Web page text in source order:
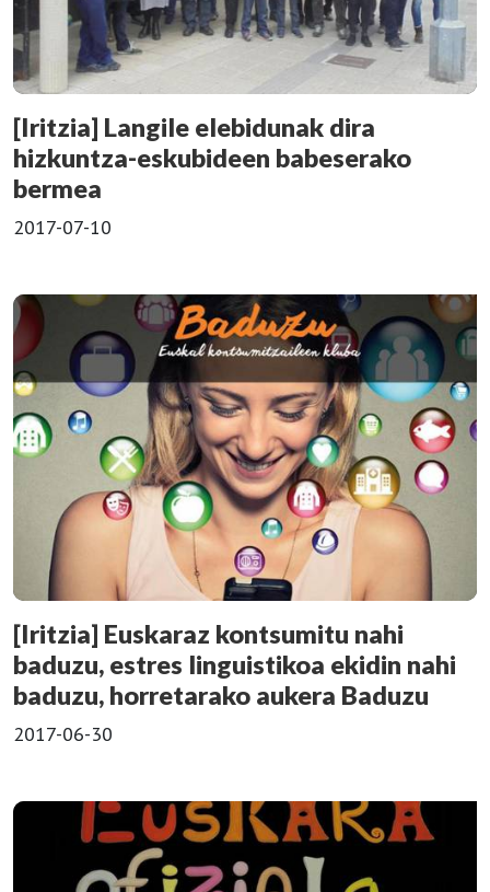
[Iritzia] Langile elebidunak dira
hizkuntza-eskubideen babeserako
bermea
2017-07-10
[Iritzia] Euskaraz kontsumitu nahi
baduzu, estres linguistikoa ekidin nahi
baduzu, horretarako aukera Baduzu
2017-06-30